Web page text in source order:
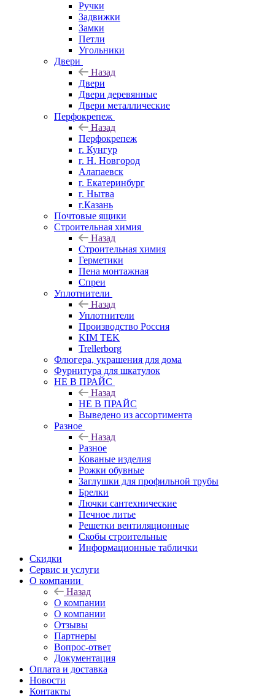
Ручки
Задвижки
Замки
Петли
Угольники
Двери
Назад
Двери
Двери деревянные
Двери металлические
Перфокрепеж
Назад
Перфокрепеж
г. Кунгур
г. Н. Новгород
Алапаевск
г. Екатеринбург
г. Нытва
г.Казань
Почтовые ящики
Строительная химия
Назад
Строительная химия
Герметики
Пена монтажная
Спреи
Уплотнители
Назад
Уплотнители
Производство Россия
KIM TEK
Trellerborg
Флюгера, украшения для дома
Фурнитура для шкатулок
НЕ В ПРАЙС
Назад
НЕ В ПРАЙС
Выведено из ассортимента
Разное
Назад
Разное
Кованые изделия
Рожки обувные
Заглушки для профильной трубы
Брелки
Лючки сантехнические
Печное литье
Решетки вентиляционные
Скобы строительные
Информационные таблички
Скидки
Сервис и услуги
О компании
Назад
О компании
О компании
Отзывы
Партнеры
Вопрос-ответ
Документация
Оплата и доставка
Новости
Контакты